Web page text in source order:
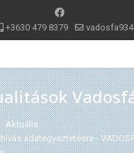
+3630 479 8379
Aktuális
adategyeztetésre -